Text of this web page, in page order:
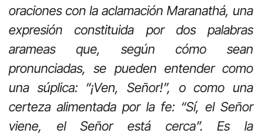
oraciones con la aclamación Maranathá, una
expresión constituida por dos palabras
arameas que, según cómo sean
pronunciadas, se pueden entender como
una súplica: “¡Ven, Señor!”, o como una
certeza alimentada por la fe: “Sí, el Señor
viene, el Señor está cerca”. Es la